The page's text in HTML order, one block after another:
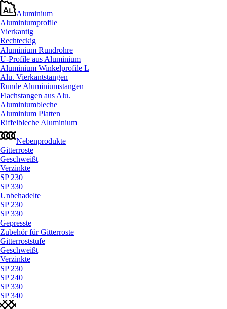
Aluminium
Aluminiumprofile
Vierkantig
Rechteckig
Aluminium Rundrohre
U-Profile aus Aluminium
Aluminium Winkelprofile L
Alu. Vierkantstangen
Runde Aluminiumstangen
Flachstangen aus Alu.
Aluminiumbleche
Aluminium Platten
Riffelbleche Aluminium
Nebenprodukte
Gitterroste
Geschweißt
Verzinkte
SP 230
SP 330
Unbehadelte
SP 230
SP 330
Gepresste
Zubehör für Gitterroste
Gitterroststufe
Geschweißt
Verzinkte
SP 230
SP 240
SP 330
SP 340